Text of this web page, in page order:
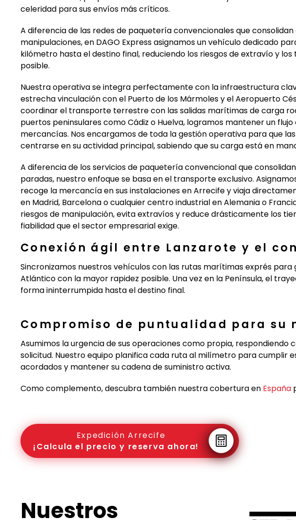
celeridad para sus envíos más críticos.
A diferencia de las redes de paquetería convencionales que
manipulaciones, en DAGO Express asignamos un vehículo dedicado
kilómetro hasta el destino final, reduciendo los riesgos de extravío y
posible.
Nuestra operativa se integra perfectamente con la infraestructura
estrecha vinculación con el Puerto de los Mármoles y el Aeropuerto
coordinar el transporte terrestre con las salidas marítimas de carga
puertos peninsulares como Cádiz o Huelva, logramos mantener un
mercancías. Nos encargamos de toda la gestión operativa para que
centrarse en su actividad principal, sabiendo que su carga está en
A diferencia de los servicios de paquetería convencional que
paradas, nuestro enfoque se basa en el transporte exclusivo.
recoge la mercancía en sus instalaciones en Arrecife y viaja
en Madrid, Barcelona o cualquier centro industrial en Alemania o
riesgos de manipulación, evita extravíos y reduce drásticamente los
fiabilidad que el sector empresarial exige.
Conexión ágil entre Lanzarote y el
Sincronizamos nuestros vehículos con las rutas marítimas exprés
Atlántico con la mayor rapidez posible. Una vez en la Península, el
forma ininterrumpida hasta el destino final.
Compromiso de puntualidad para su
Asumimos la urgencia de sus operaciones como propia, respondiendo
solicitud. Nuestro equipo planifica cada ruta al milímetro para cumplir
acordados y mantener su cadena de suministro activa.
Como complemento, descubra también nuestra cobertura en España
Expedición Arrecife
¡Calcula el precio y reserva ahora!
Nuestros